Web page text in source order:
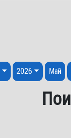
2026 Май